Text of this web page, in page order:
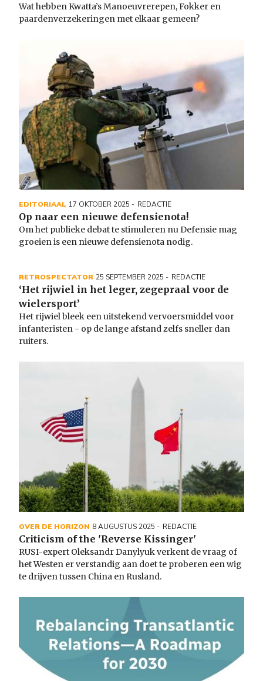
Wat hebben Kwatta’s Manoeuvrerepen, Fokker en
paardenverzekeringen met elkaar gemeen?
EDITORIAAL 17 OKTOBER 2025 REDACTIE
Op naar een nieuwe defensienota!
Om het publieke debat te stimuleren nu Defensie mag
groeien is een nieuwe defensienota nodig.
RETROSPECTATOR 25 SEPTEMBER 2025 REDACTIE
‘Het rijwiel in het leger, zegepraal voor de
wielersport’
Het rijwiel bleek een uitstekend vervoersmiddel voor
infanteristen - op de lange afstand zelfs sneller dan
ruiters.
OVER DE HORIZON 8 AUGUSTUS 2025 REDACTIE
Criticism of the 'Reverse Kissinger'
RUSI-expert Oleksandr Danylyuk verkent de vraag of
het Westen er verstandig aan doet te proberen een wig
te drijven tussen China en Rusland.